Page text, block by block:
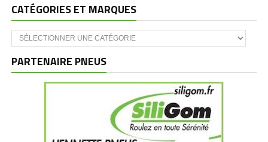
CATÉGORIES ET MARQUES
Catégories
et
PARTENAIRE PNEUS